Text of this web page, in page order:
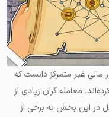
غیر متمرکز دانست که
معامله گران زیادی از
در این بخش به برخی از